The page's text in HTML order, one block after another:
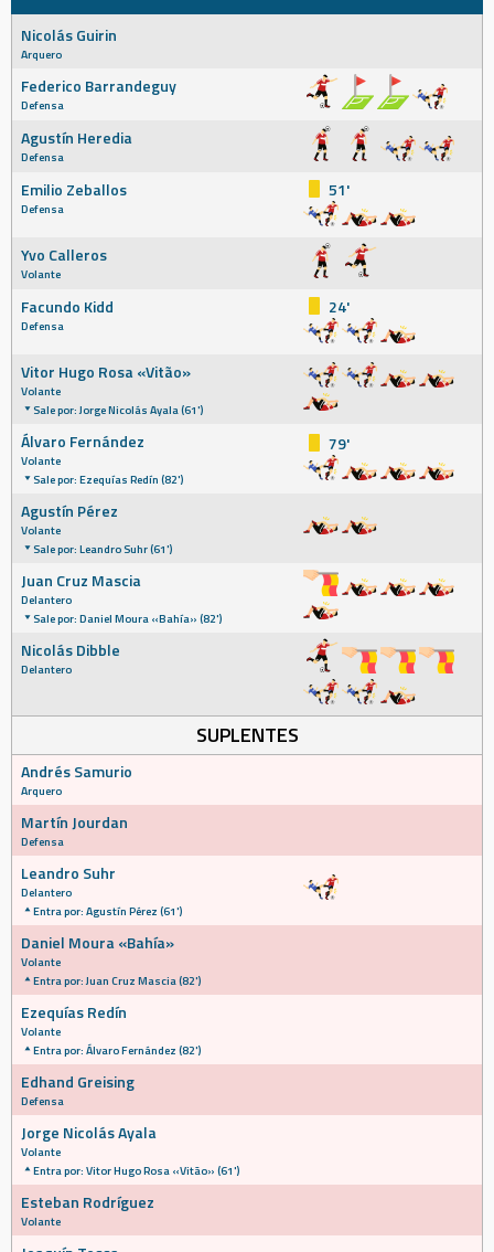
Nicolás Guirin
Arquero
Federico Barrandeguy
Defensa
Agustín Heredia
Defensa
Emilio Zeballos
Defensa
51'
Yvo Calleros
Volante
Facundo Kidd
Defensa
24'
Vitor Hugo Rosa «Vitão»
Volante
Sale por: Jorge Nicolás Ayala (61')
Álvaro Fernández
Volante
Sale por: Ezequías Redín (82')
79'
Agustín Pérez
Volante
Sale por: Leandro Suhr (61')
Juan Cruz Mascia
Delantero
Sale por: Daniel Moura «Bahía» (82')
Nicolás Dibble
Delantero
SUPLENTES
Andrés Samurio
Arquero
Martín Jourdan
Defensa
Leandro Suhr
Delantero
Entra por: Agustín Pérez (61')
Daniel Moura «Bahía»
Volante
Entra por: Juan Cruz Mascia (82')
Ezequías Redín
Volante
Entra por: Álvaro Fernández (82')
Edhand Greising
Defensa
Jorge Nicolás Ayala
Volante
Entra por: Vitor Hugo Rosa «Vitão» (61')
Esteban Rodríguez
Volante